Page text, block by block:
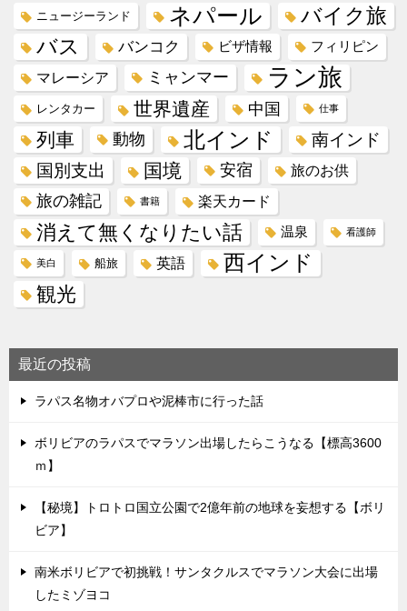
ニュージーランド ネパール バイク旅
バス バンコク ビザ情報 フィリピン
マレーシア ミャンマー ラン旅
レンタカー 世界遺産 中国 仕事
列車 動物 北インド
南インド
国別支出
国境 安宿 旅のお供
旅の雑記 書籍 楽天カード
消えて無くなりたい話 温泉 看護師
美白 船旅 英語 西インド
観光
最近の投稿
ラパス名物オバプロや泥棒市に行った話
ボリビアのラパスでマラソン出場したらこうなる【標高3600
ｍ】
【秘境】トロトロ国立公園で2億年前の地球を妄想する【ボリ
ビア】
南米ボリビアで初挑戦！サンタクルスでマラソン大会に出場
したミゾヨコ